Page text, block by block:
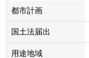
都市計画
国土法届出
用途地域